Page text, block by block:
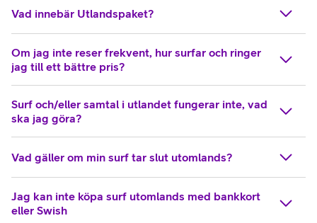
Vad innebär Utlandspaket?
Om jag inte reser frekvent, hur surfar och ringer
jag till ett bättre pris?
Surf och/eller samtal i utlandet fungerar inte, vad
ska jag göra?
Vad gäller om min surf tar slut utomlands?
Jag kan inte köpa surf utomlands med bankkort
eller Swish